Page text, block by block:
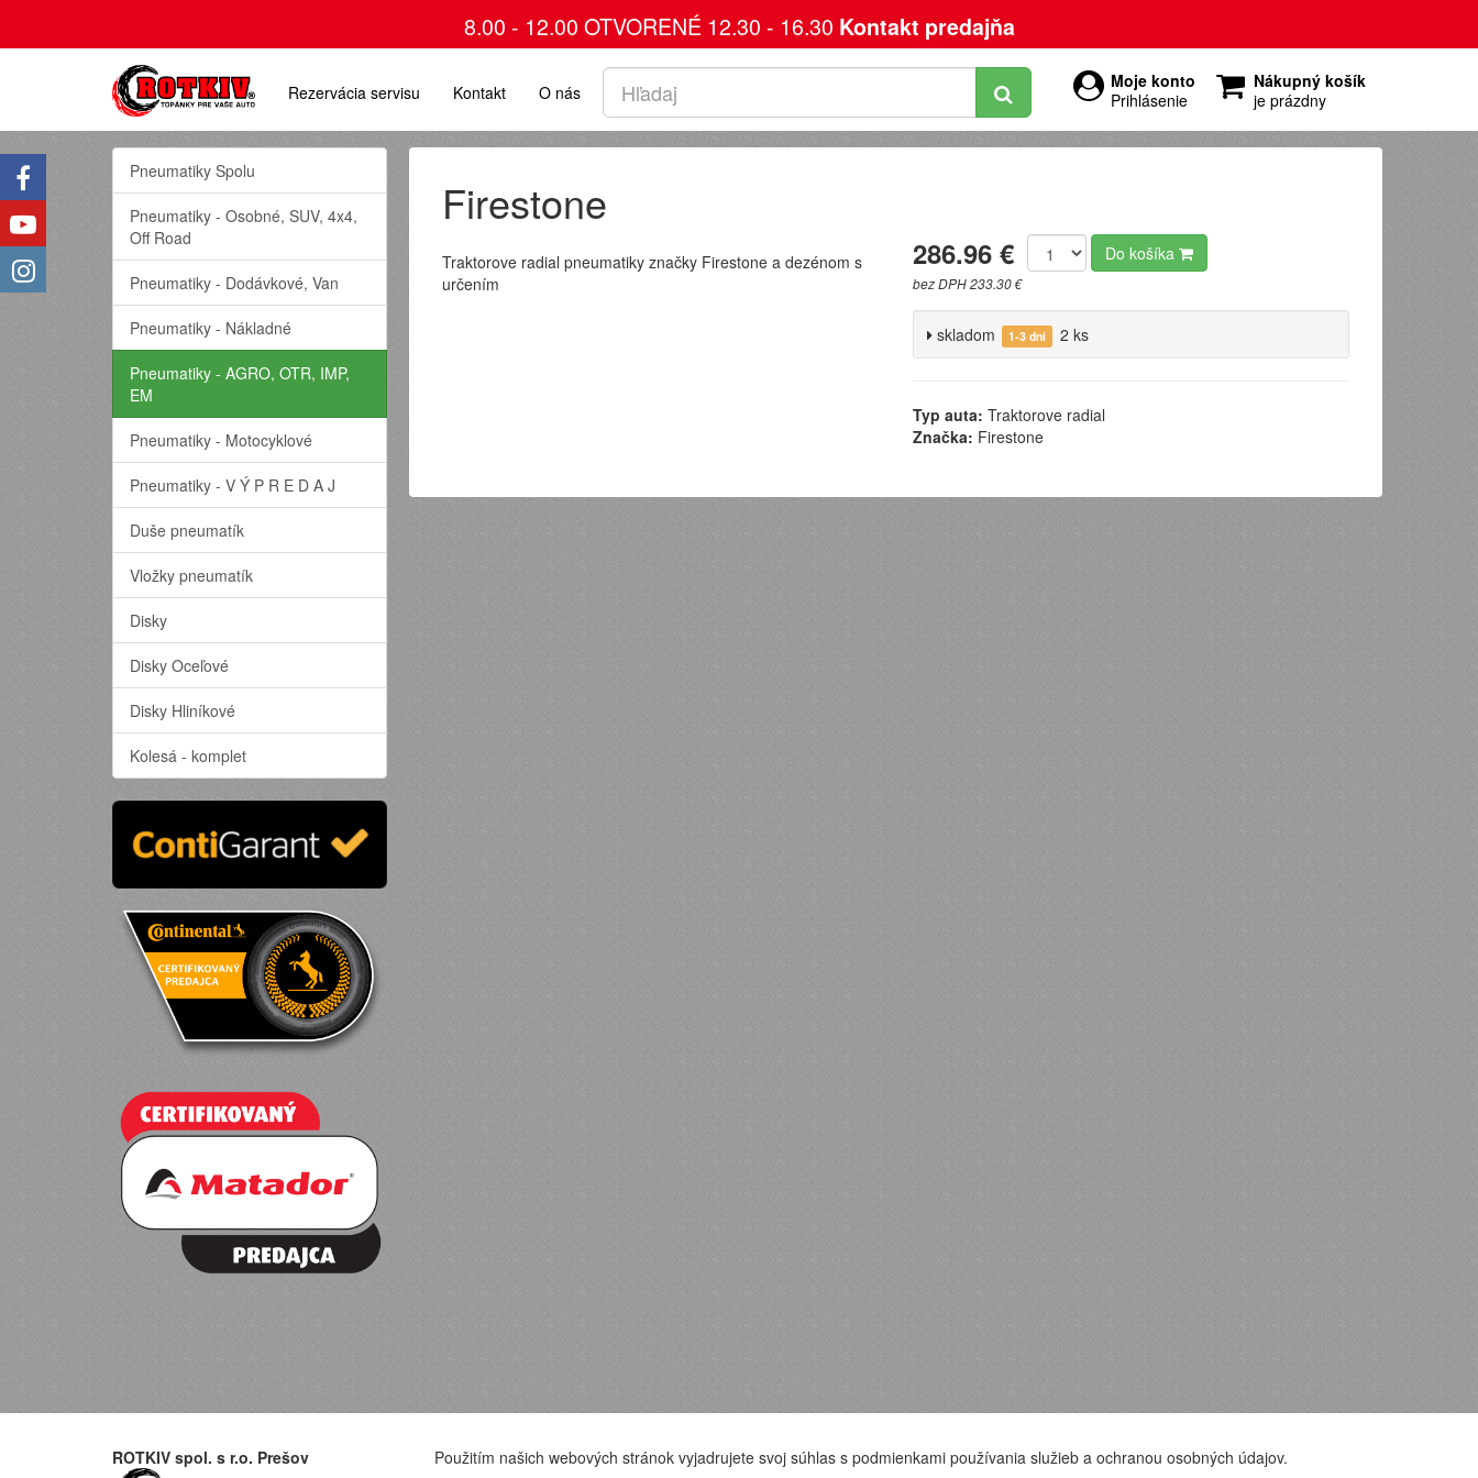
8.00 - 12.00 OTVORENÉ 12.30 - 16.30 Kontakt predajňa
Moje konto
Prihlásenie
Nákupný košík
je prázdny
Rezervácia servisu Kontakt O nás
Firestone
Traktorove radial pneumatiky značky Firestone a dezénom s
určením
286.96 €
bez DPH 233.30 €
Do košíka
skladom 1-3 dni 2 ks
Typ auta: Traktorove radial
Značka: Firestone
Pneumatiky Spolu
Pneumatiky - Osobné, SUV, 4x4,
Off Road
Pneumatiky - Dodávkové, Van
Pneumatiky - Nákladné
Pneumatiky - AGRO, OTR, IMP,
EM
Pneumatiky - Motocyklové
Pneumatiky - V Ý P R E D A J
Duše pneumatík
Vložky pneumatík
Disky
Disky Oceľové
Disky Hliníkové
Kolesá - komplet
ROTKIV spol. s r.o. Prešov Použitím našich webových stránok vyjadrujete svoj súhlas s podmienkami používania služieb a ochranou osobných údajov.